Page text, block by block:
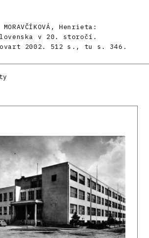
Henrieta:
v 20. storočí.
2002. 512 s., tu s. 346.